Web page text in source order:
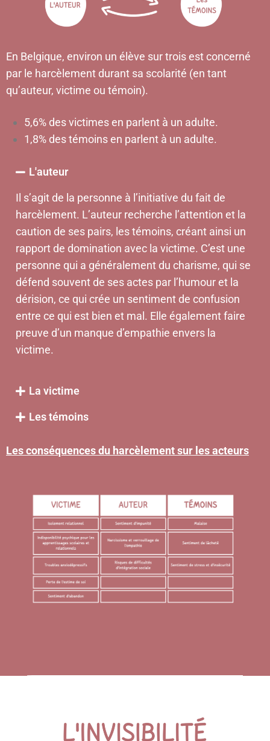
En Belgique, environ un élève sur trois est concerné
par le harcèlement durant sa scolarité (en tant
qu’auteur, victime ou témoin).
5,6% des victimes en parlent à un adulte.
1,8% des témoins en parlent à un adulte.
L'auteur
Il s’agit de la personne à l’initiative du fait de
harcèlement. L’auteur recherche l’attention et la
caution de ses pairs, les témoins, créant ainsi un
rapport de domination avec la victime. C’est une
personne qui a généralement du charisme, qui se
défend souvent de ses actes par l’humour et la
dérision, ce qui crée un sentiment de confusion
entre ce qui est bien et mal. Elle également faire
preuve d’un manque d’empathie envers la
victime.
La victime
Les témoins
Les conséquences du harcèlement sur les acteurs